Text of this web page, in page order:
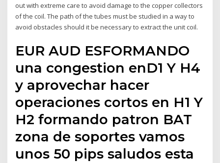
out with extreme care to avoid damage to the copper collectors
of the coil. The path of the tubes must be studied in a way to
avoid obstacles should it be necessary to extract the unit coil.
EUR AUD ESFORMANDO
una congestion enD1 Y H4
y aprovechar hacer
operaciones cortos en H1 Y
H2 formando patron BAT
zona de soportes vamos
unos 50 pips saludos esta